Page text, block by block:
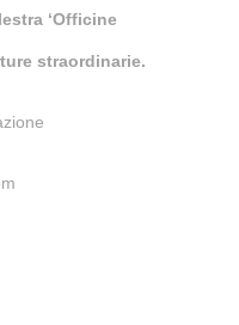
‘Officine
straordinarie.